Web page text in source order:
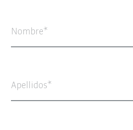
Nombre
Apellidos